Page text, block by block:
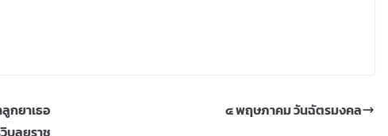
กยาเธอ
บูลยราช
๔ พฤษภาคม วันฉัตรมงคล